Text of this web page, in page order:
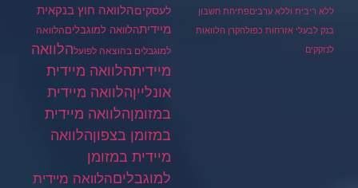
ללא ריבית וללא ערביםפתיחת חשבון
בנק לבעלי אזרחות כפולהקרן הלוואות
לנזקקים
לעסקיםהלוואה חוץ בנקאית
מיידיתהלוואה למוגבליםהלוואה
למוגבלים בהוצאה לפועלהלוואה
מיידיתהלוואה מיידית
אונלייןהלוואה מיידית
במזומןהלוואה מיידית
במזומן בצפוןהלוואה
מיידית במזומן
למוגבליםהלוואה מיידית